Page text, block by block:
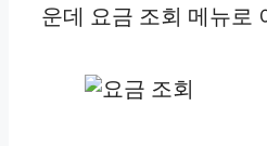
운데 요금 조회 메뉴로